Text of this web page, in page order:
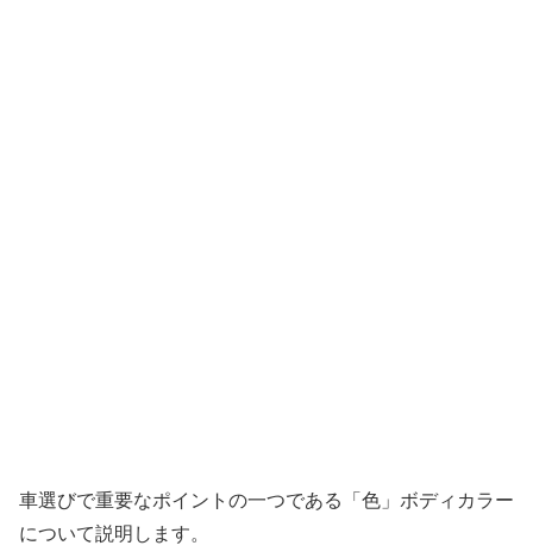
車選びで重要なポイントの一つである「色」ボディカラー
について説明します。